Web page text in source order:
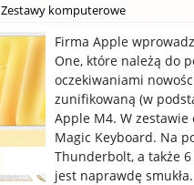
Zestawy komputerowe
Firma Apple
One, które należą do
oczekiwaniami
zunifikowaną (w
Apple M4. W
Magic Keyboard. Na
Thunderbolt, a także 6
jest naprawdę smukła.